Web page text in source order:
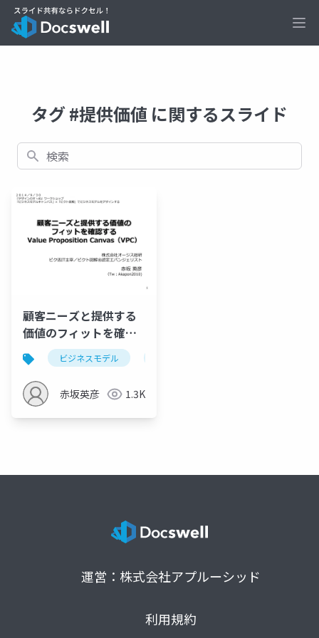
タグ #提供価値 に関するスライド
検索
顧客ニーズと提供する
価値のフィットを確認
する Value
Proposition
Canvas（VPC）
ビジネスモデル
赤坂英彦 1.3K
運営：株式会社アプルーシッド
利用規約